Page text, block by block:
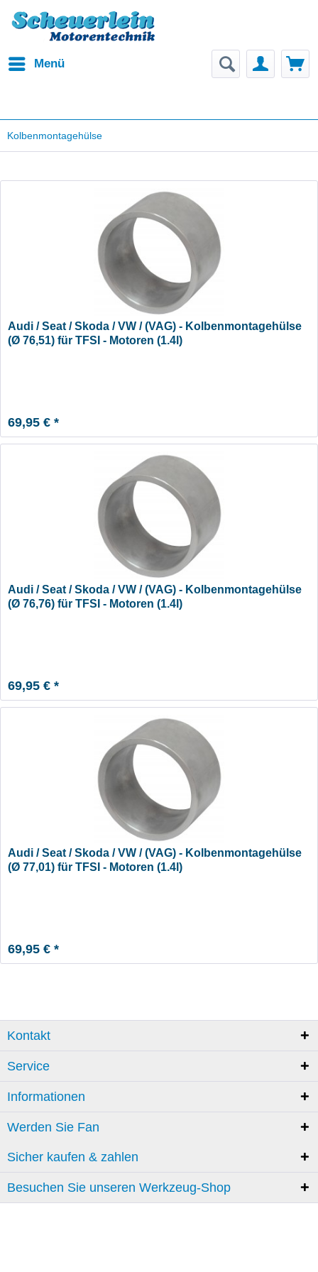
Menü
Kolbenmontagehülse
Audi / Seat / Skoda / VW / (VAG) - Kolbenmontagehülse
(Ø 76,51) für TFSI - Motoren (1.4l)
69,95 € *
Audi / Seat / Skoda / VW / (VAG) - Kolbenmontagehülse
(Ø 76,76) für TFSI - Motoren (1.4l)
69,95 € *
Audi / Seat / Skoda / VW / (VAG) - Kolbenmontagehülse
(Ø 77,01) für TFSI - Motoren (1.4l)
69,95 € *
Kontakt
Service
Informationen
Werden Sie Fan
Sicher kaufen & zahlen
Besuchen Sie unseren Werkzeug-Shop